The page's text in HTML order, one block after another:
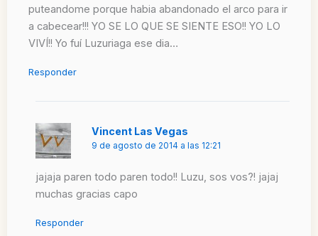
puteandome porque habia abandonado el arco para ir
a cabecear!!! YO SE LO QUE SE SIENTE ESO!! YO LO
VIVÍ!! Yo fuí Luzuriaga ese dia…
Responder
Vincent Las Vegas
9 de agosto de 2014 a las 12:21
jajaja paren todo paren todo!! Luzu, sos vos?! jajaj
muchas gracias capo
Responder